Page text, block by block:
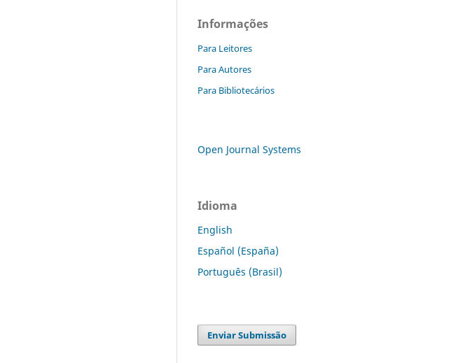
Informações
Para Leitores
Para Autores
Para Bibliotecários
Open Journal Systems
Idioma
English
Español (España)
Português (Brasil)
Enviar Submissão